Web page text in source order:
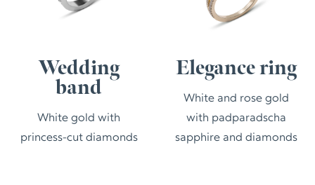
Wedding
band
White gold with
princess-cut diamonds
Elegance ring
White and rose gold
with padparadscha
sapphire and diamonds